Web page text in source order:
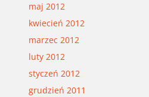
maj 2012
kwiecień 2012
marzec 2012
luty 2012
styczeń 2012
grudzień 2011